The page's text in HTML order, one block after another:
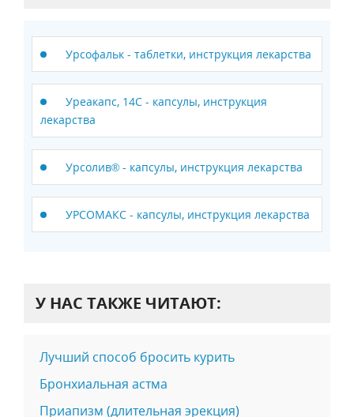
Урсофальк - таблетки, инструкция лекарства
Уреакапс, 14С - капсулы, инструкция
лекарства
Урсолив® - капсулы, инструкция лекарства
УРСОМАКС - капсулы, инструкция лекарства
У НАС ТАКЖЕ ЧИТАЮТ:
Лучший способ бросить курить
Бронхиальная астма
Приапизм (длительная эрекция)